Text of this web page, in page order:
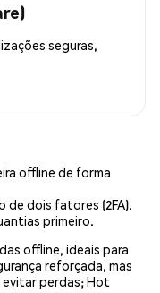
seguras,
offline de forma
de dois fatores (2FA).
primeiro.
offline, ideais para
reforçada, mas
evitar perdas; Hot